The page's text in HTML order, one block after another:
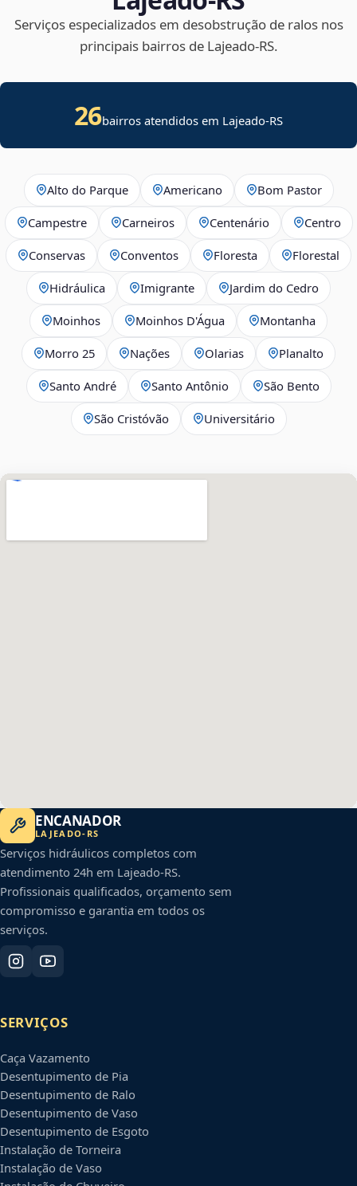
Serviços especializados em desobstrução de ralos nos
principais bairros de Lajeado‑RS.
26bairros atendidos em Lajeado-RS
Alto do Parque Americano Bom Pastor
Campestre Carneiros Centenário Centro
Conservas Conventos Floresta Florestal
Hidráulica Imigrante Jardim do Cedro
Moinhos Moinhos D'Água Montanha
Morro 25 Nações Olarias Planalto
Santo André Santo Antônio São Bento
São Cristóvão Universitário
ENCANADOR
LAJEADO- RS
Serviços hidráulicos completos com
atendimento 24h em Lajeado-RS.
Profissionais qualificados, orçamento sem
compromisso e garantia em todos os
serviços.
SERVIÇOS
Caça Vazamento
Desentupimento de Pia
Desentupimento de Ralo
Desentupimento de Vaso
Desentupimento de Esgoto
Instalação de Torneira
Instalação de Vaso